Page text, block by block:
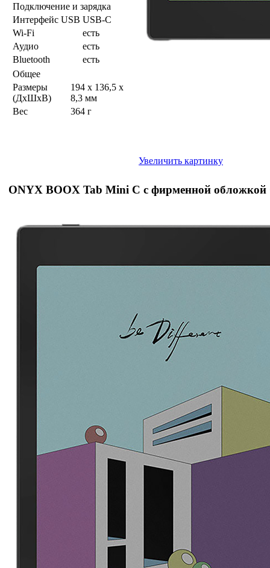
Подключение и зарядка
Интерфейс USB USB-C
Wi-Fi
есть
Аудио
есть
Bluetooth
есть
Общее
Размеры
(ДхШхВ)
194 x 136,5 x
8,3 мм
Вес
364 г
Увеличить картинку
ONYX BOOX Tab Mini C с фирменной